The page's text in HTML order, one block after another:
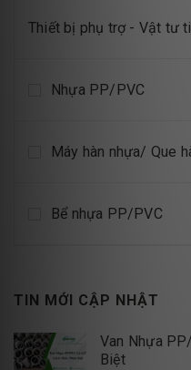
Thiết bị phụ trợ - Vật tư
Nhựa PP/PVC
Máy hàn nhựa/ Que
Bể nhựa PP/PVC
TIN MỚI CẬP NHẬT
Van Nhựa
Biệt